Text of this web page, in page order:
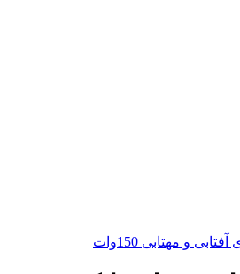
و مهتابی 150وات